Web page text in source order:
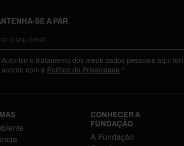
SE A PAR
Autorizo o tratamento dos meus dados pessoais aqui
acordo com a Política de Privacidade.*
CONHECER A
FUNDAÇÃO
A Fundação